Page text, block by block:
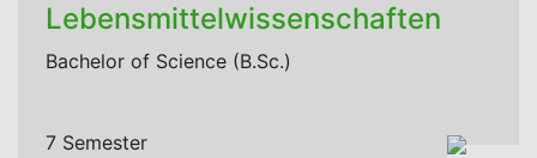
Lebensmittelwissenschaften
Bachelor of Science (B.Sc.)
7 Semester